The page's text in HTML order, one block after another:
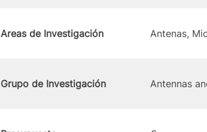
Areas de Investigación Antenas,
Grupo de Investigación Antennas